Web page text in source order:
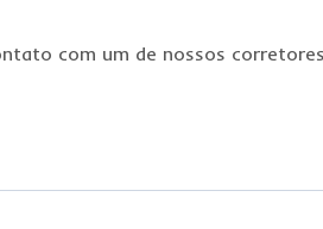
com um de nossos